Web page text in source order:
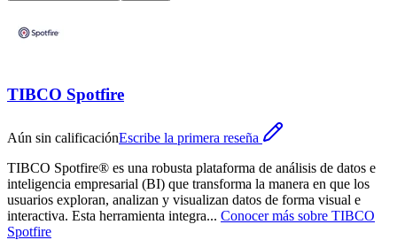
TIBCO Spotfire
Aún sin calificaciónEscribe la primera reseña
TIBCO Spotfire® es una robusta plataforma de análisis de datos e
inteligencia empresarial (BI) que transforma la manera en que los
usuarios exploran, analizan y visualizan datos de forma visual e
interactiva. Esta herramienta integra... Conocer más sobre TIBCO
Spotfire